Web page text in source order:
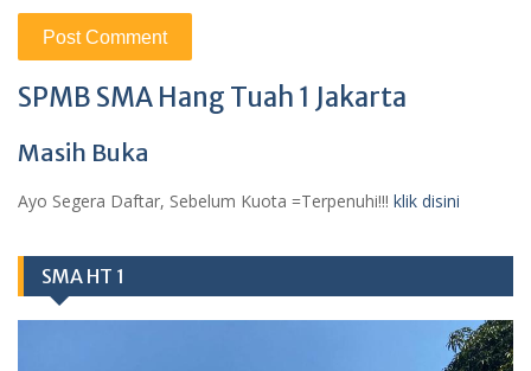
SPMB SMA Hang Tuah 1 Jakarta
Masih Buka
Ayo Segera Daftar, Sebelum Kuota =Terpenuhi!!! klik disini
SMA HT 1